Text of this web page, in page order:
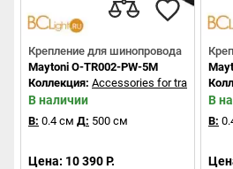
Крепление для шинопровода
Maytoni O-TR002-PW-5M
Коллекция: Accessories for tracks
В наличии
В: 0.4 см Д: 500 см
Цена: 10 390 Р.
В
В: